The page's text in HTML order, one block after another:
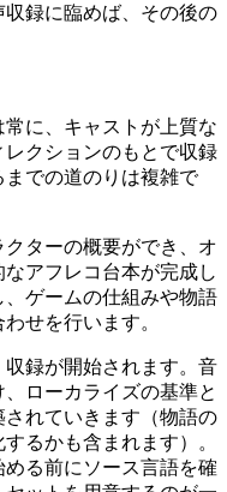
録に臨めば、その後の
常に、キャストが上質な
クションのもとで収録
での道のりは複雑で
ターの概要ができ、オ
アフレコ台本が完成し
ゲームの仕組みや物語
せを行います。
録が開始されます。音
ローカライズの基準と
れていきます（物語の
るかも含まれます）。
る前にソース言語を確